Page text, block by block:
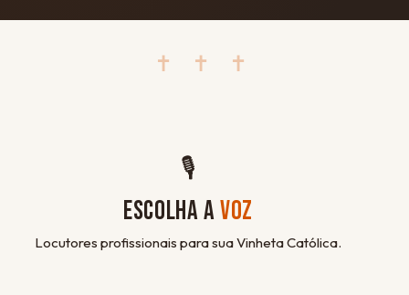
✝ ✝ ✝
🎙
ESCOLHA AVOZ
Locutores profissionais para sua Vinheta Católica.